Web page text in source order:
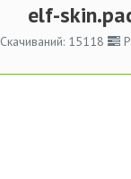
elf-
Скачиваний: 15118